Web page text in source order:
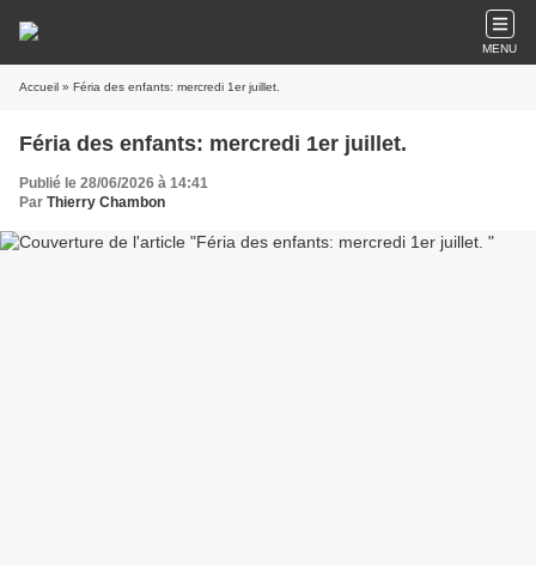
MENU
Accueil » Féria des enfants: mercredi 1er juillet.
Féria des enfants: mercredi 1er juillet.
Publié le 28/06/2026 à 14:41
Par Thierry Chambon